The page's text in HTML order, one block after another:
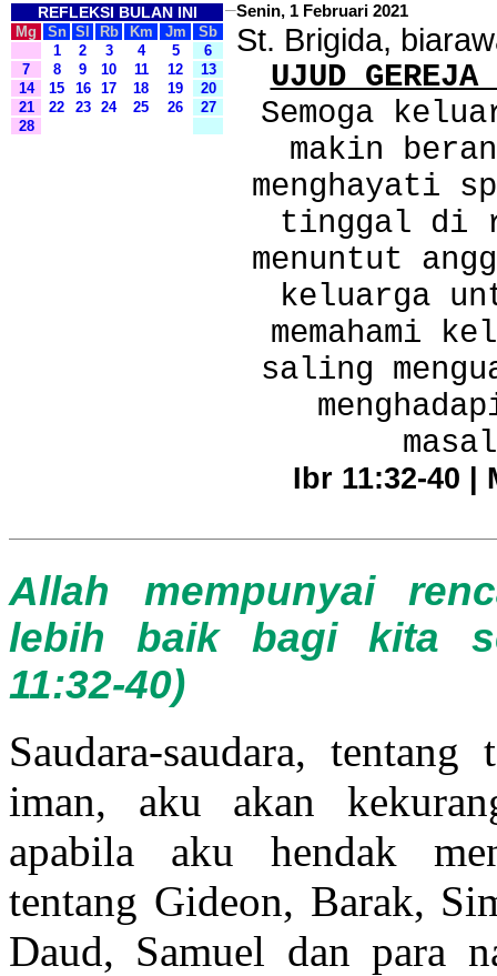
REFLEKSI BULAN INI
Mg Sn Sl Rb Km Jm
Sb
1
2 3 4 5
6
7
8 9 10 11 12
13
14
15 16 17 18 19
20
21
22 23 24 25 26
27
28
Senin, 1 Februari 2021
St. Brigida,
UJUD
Semoga
makin
menghayati
tinggal di
menuntut
keluarga
memahami
saling
Ibr 11:32-40 |
Allah mempunyai
lebih baik bagi kita
11:32-40)
Saudara-saudara, tentang
iman, aku akan
apabila aku hendak
tentang Gideon, Barak,
Daud, Samuel dan para